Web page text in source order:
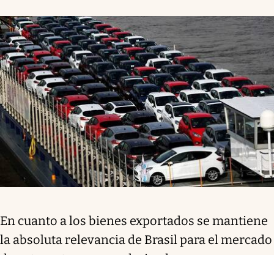
En cuanto a los bienes exportados se mantiene
la absoluta relevancia de Brasil para el mercado